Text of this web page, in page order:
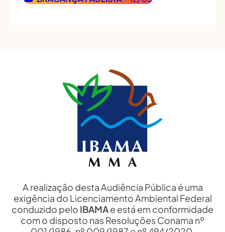
A realização desta Audiência Pública é uma
exigência do Licenciamento Ambiental Federal
conduzido pelo IBAMAe está em conformidade
com o disposto nas Resoluções Conama nº